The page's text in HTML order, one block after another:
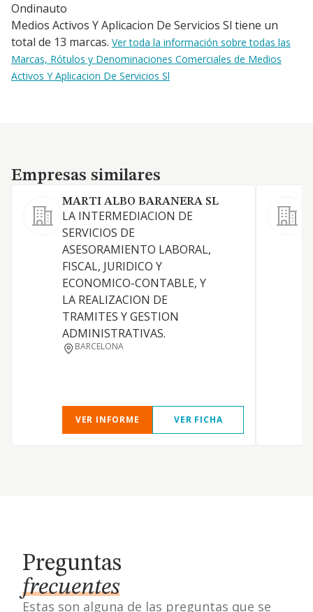
Ondinauto
Medios Activos Y Aplicacion De Servicios Sl tiene un
total de 13 marcas. Ver toda la información sobre todas las
Marcas, Rótulos y Denominaciones Comerciales de Medios
Activos Y Aplicacion De Servicios Sl
Empresas similares
Empresas similares
MARTI ALBO BARANERA SL
LA INTERMEDIACION DE
SERVICIOS DE
ASESORAMIENTO LABORAL,
FISCAL, JURIDICO Y
ECONOMICO-CONTABLE, Y
LA REALIZACION DE
TRAMITES Y GESTION
ADMINISTRATIVAS.
BARCELONA
VER INFORME VER FICHA
Preguntas
frecuentes
Estas son alguna de las preguntas que se